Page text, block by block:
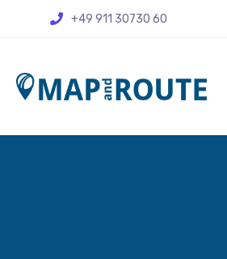
+49 911 30730 60